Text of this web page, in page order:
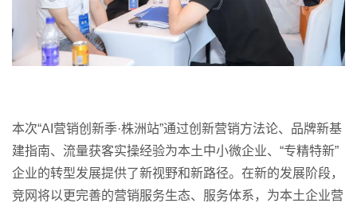
本次“AI营销创新季·株洲站”通过创新营销方法论、品牌新基
建指南、流量获客实操经验为本土中小微企业、“专精特新”
企业的转型发展提供了新视野和新路径。在新的发展阶段，
竞网将以更完善的营销服务生态、服务体系，为本土企业营